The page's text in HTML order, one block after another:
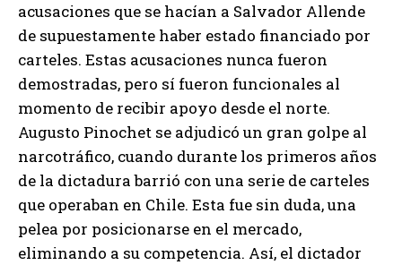
acusaciones que se hacían a Salvador Allende
de supuestamente haber estado financiado por
carteles. Estas acusaciones nunca fueron
demostradas, pero sí fueron funcionales al
momento de recibir apoyo desde el norte.
Augusto Pinochet se adjudicó un gran golpe al
narcotráfico, cuando durante los primeros años
de la dictadura barrió con una serie de carteles
que operaban en Chile. Esta fue sin duda, una
pelea por posicionarse en el mercado,
eliminando a su competencia. Así, el dictador